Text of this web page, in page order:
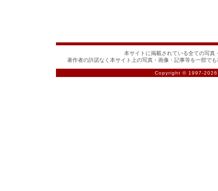
本サイトに掲載されている全ての写真
著作者の許諾なく本サイト上の写真・画像・記事等を一部で
Copyright © 1997-